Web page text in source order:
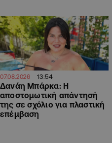
07.08.2026 13:54
Δανάη Μπάρκα: Η
αποστομωτική απάντησή
της σε σχόλιο για πλαστική
επέμβαση